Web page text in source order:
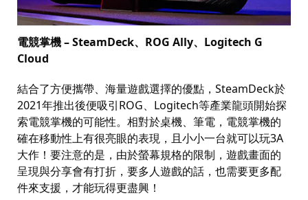
電競掌機– SteamDeck、 ROG Ally、 Logitech G
Cloud
結合了方便攜帶、海量遊戲選擇的優點， SteamDeck於
2021年推出後便吸引ROG、 Logitech等產業龍頭開始探
索電競掌機的可能性。相對於桌機、筆電，電競掌機的
確在移動性上有很亮眼的表現，且小小一台就可以玩3A
大作！要注意的是，由於螢幕規格的限制，遊戲畫面的
呈現與分享會有打折，要多人遊戲的話，也需要更多配
件來支援，才能玩得更盡興！